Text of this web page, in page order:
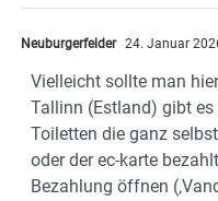
Neuburgerfelder 24. Januar
Vielleicht sollte man
Tallinn (Estland) gibt
Toiletten die ganz
oder der ec-karte
Bezahlung öffnen